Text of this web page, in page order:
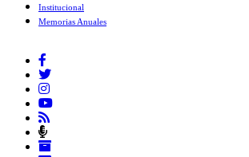
Institucional
Memorias Anuales